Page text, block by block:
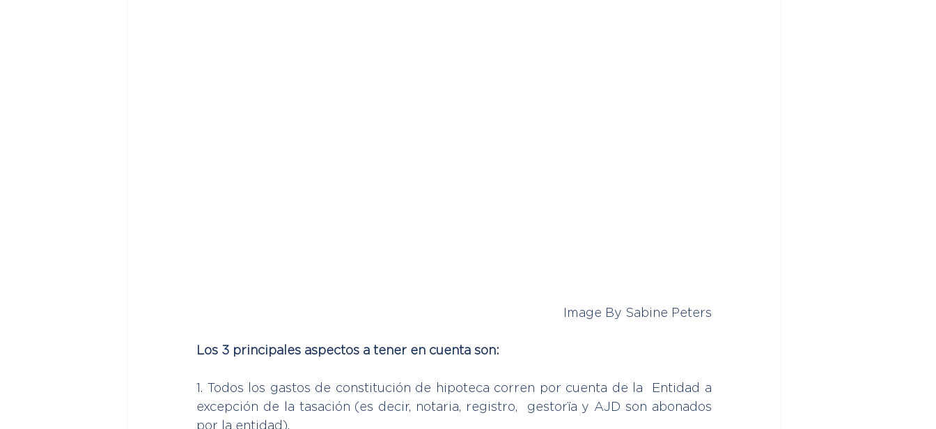
Image By Sabine Peters
Los 3 principales aspectos a tener en cuenta son:
1. Todos los gastos de constitución de hipoteca corren por cuenta de la  Entidad a
excepción de la tasación (es decir, notaria, registro,  gestorïa y AJD son abonados
por la entidad).